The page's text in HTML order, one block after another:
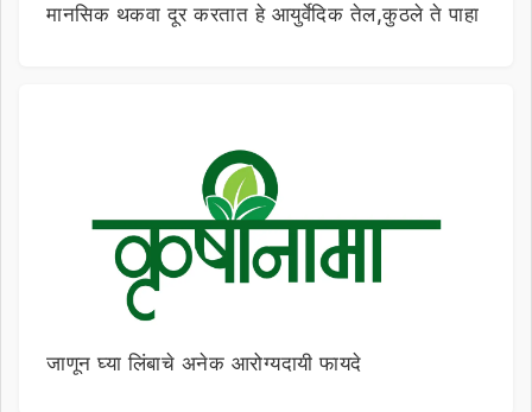
मानसिक थकवा दूर करतात हे आयुर्वेदिक तेल,कुठले ते पाहा
जाणून घ्या लिंबाचे अनेक आरोग्यदायी फायदे